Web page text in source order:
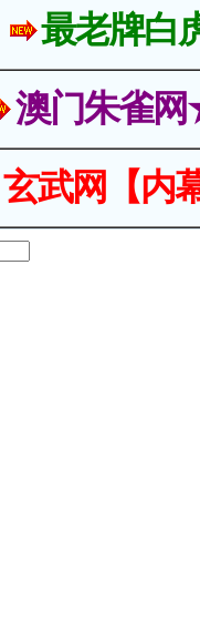
最老牌白
澳门朱雀
玄武网【内